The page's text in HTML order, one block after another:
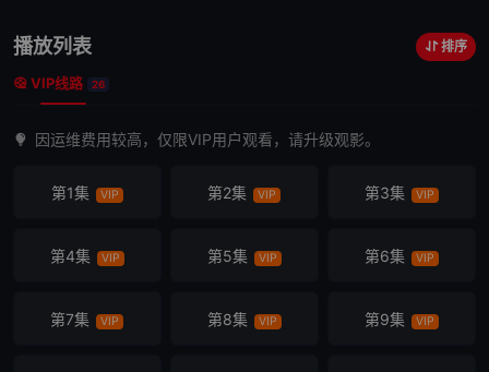
重温《The World At War》
1、制作
3、奇怪的战争，1939年9月-1940年5
陷，1940年5月-6月
6、巴巴罗萨，1941年6月-12月
1942 8、走我
播放列表 排序
VIP线路 26
因运维费用较高，仅限VIP用户观看，请升级观影。
第1集 VIP 第2集 VIP 第3集 VIP
第4集 VIP 第5集 VIP 第6集 VIP
第7集 VIP 第8集 VIP 第9集 VIP